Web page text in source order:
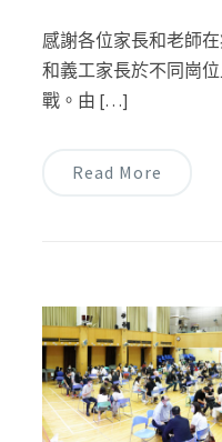
感謝各位家長和老師
和義工家長於不同崗
戰。由 […]
Read More